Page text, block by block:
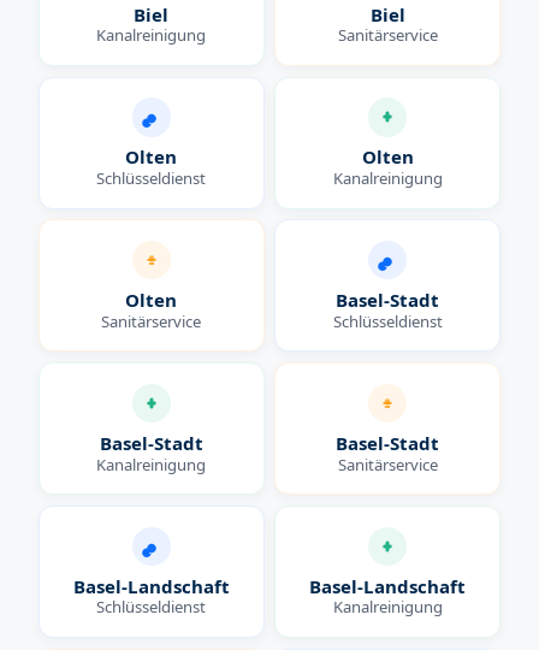
Biel
Kanalreinigung
Biel
Sanitärservice
Olten
Schlüsseldienst
Olten
Kanalreinigung
Olten
Sanitärservice
Basel-Stadt
Schlüsseldienst
Basel-Stadt
Kanalreinigung
Basel-Stadt
Sanitärservice
Basel-Landschaft
Schlüsseldienst
Basel-Landschaft
Kanalreinigung